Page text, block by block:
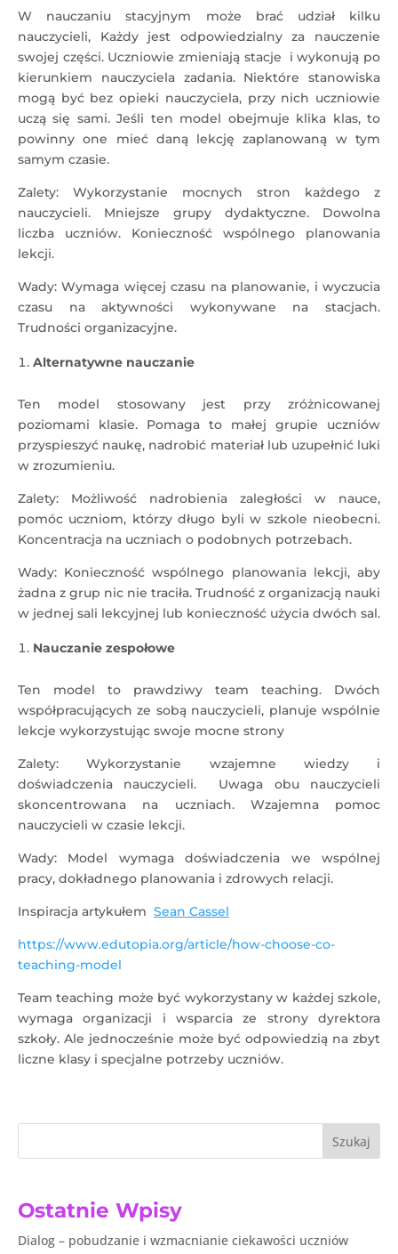
W nauczaniu stacyjnym może brać udział kilku
nauczycieli, Każdy jest odpowiedzialny za nauczenie
swojej części. Uczniowie zmieniają stacje i wykonują po
kierunkiem nauczyciela zadania. Niektóre stanowiska
mogą być bez opieki nauczyciela, przy nich uczniowie
uczą się sami. Jeśli ten model obejmuje klika klas, to
powinny one mieć daną lekcję zaplanowaną w tym
samym czasie.
Zalety: Wykorzystanie mocnych stron każdego z
nauczycieli. Mniejsze grupy dydaktyczne. Dowolna
liczba uczniów. Konieczność wspólnego planowania
lekcji.
Wady: Wymaga więcej czasu na planowanie, i wyczucia
czasu na aktywności wykonywane na stacjach.
Trudności organizacyjne.
Alternatywne nauczanie
Ten model stosowany jest przy zróżnicowanej
poziomami klasie. Pomaga to małej grupie uczniów
przyspieszyć naukę, nadrobić materiał lub uzupełnić luki
w zrozumieniu.
Zalety: Możliwość nadrobienia zaległości w nauce,
pomóc uczniom, którzy długo byli w szkole nieobecni.
Koncentracja na uczniach o podobnych potrzebach.
Wady: Konieczność wspólnego planowania lekcji, aby
żadna z grup nic nie traciła. Trudność z organizacją nauki
w jednej sali lekcyjnej lub konieczność użycia dwóch sal.
Nauczanie zespołowe
Ten model to prawdziwy team teaching. Dwóch
współpracujących ze sobą nauczycieli, planuje wspólnie
lekcje wykorzystując swoje mocne strony
Zalety: Wykorzystanie wzajemne wiedzy i
doświadczenia nauczycieli. Uwaga obu nauczycieli
skoncentrowana na uczniach. Wzajemna pomoc
nauczycieli w czasie lekcji.
Wady: Model wymaga doświadczenia we wspólnej
pracy, dokładnego planowania i zdrowych relacji.
Inspiracja artykułem Sean Cassel
https://www.edutopia.org/article/how-choose-co-
teaching-model
Team teaching może być wykorzystany w każdej szkole,
wymaga organizacji i wsparcia ze strony dyrektora
szkoły. Ale jednocześnie może być odpowiedzią na zbyt
liczne klasy i specjalne potrzeby uczniów.
Szukaj
Ostatnie Wpisy
Dialog – pobudzanie i wzmacnianie ciekawości uczniów